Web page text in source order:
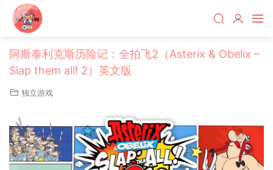
阿斯泰利克斯历险记：全拍飞2（Asterix & Obelix –
Slap them all! 2）英文版
独立游戏